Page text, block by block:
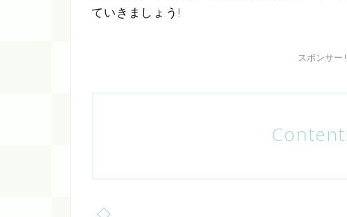
ていきましょう!
スポンサー